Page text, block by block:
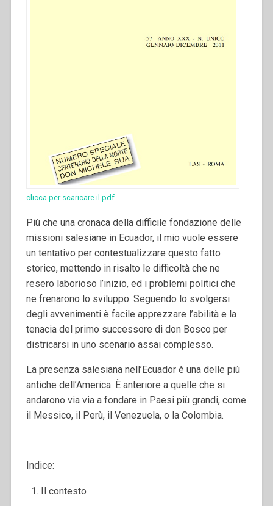
clicca per scaricare il pdf
Più che una cronaca della difficile fondazione delle
missioni salesiane in Ecuador, il mio vuole essere
un tentativo per contestualizzare questo fatto
storico, mettendo in risalto le difficoltà che ne
resero laborioso l’inizio, ed i problemi politici che
ne frenarono lo sviluppo. Seguendo lo svolgersi
degli avvenimenti è facile apprezzare l’abilità e la
tenacia del primo successore di don Bosco per
districarsi in uno scenario assai complesso.
La presenza salesiana nell’Ecuador è una delle più
antiche dell’America. È anteriore a quelle che si
andarono via via a fondare in Paesi più grandi, come
il Messico, il Perù, il Venezuela, o la Colombia.
Indice:
Il contesto